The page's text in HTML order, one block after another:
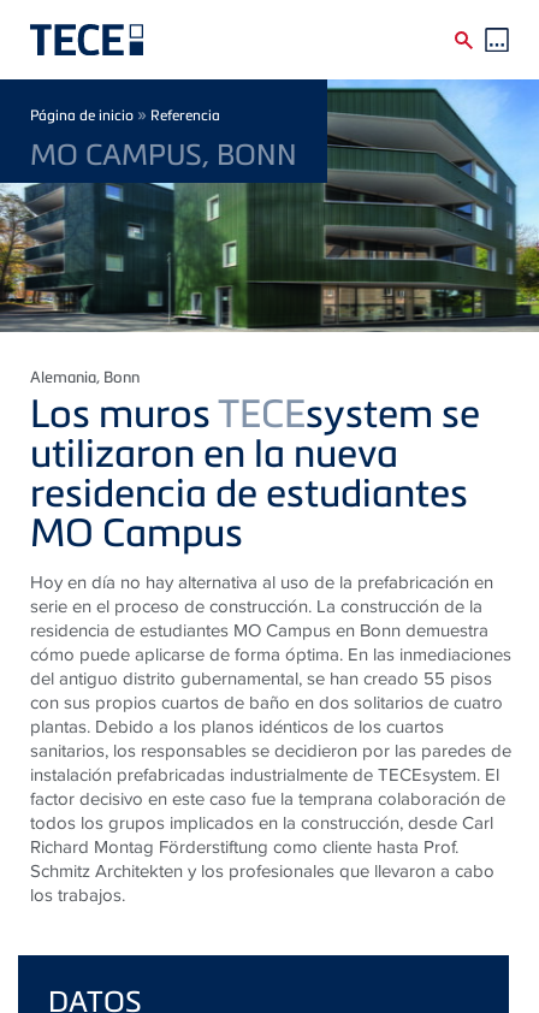
Breadcrumb
Página de inicio » Referencia
MO CAMPUS, BONN
Alemania, Bonn
Los murosTECEsystem se
utilizaron en la nueva
residencia de estudiantes
MO Campus
Hoy en día no hay alternativa al uso de la prefabricación en
serie en el proceso de construcción. La construcción de la
residencia de estudiantes MO Campus en Bonn demuestra
cómo puede aplicarse de forma óptima. En las inmediaciones
del antiguo distrito gubernamental, se han creado 55 pisos
con sus propios cuartos de baño en dos solitarios de cuatro
plantas. Debido a los planos idénticos de los cuartos
sanitarios, los responsables se decidieron por las paredes de
instalación prefabricadas industrialmente deTECEsystem. El
factor decisivo en este caso fue la temprana colaboración de
todos los grupos implicados en la construcción, desde Carl
Richard Montag Förderstiftung como cliente hasta Prof.
Schmitz Architekten y los profesionales que llevaron a cabo
los trabajos.
DATOS